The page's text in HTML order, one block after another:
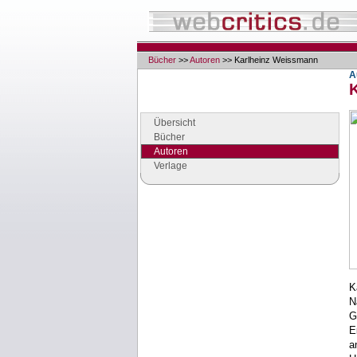
Bücher >>Autoren >> Karlheinz Weissmann
Übersicht
Bücher
Autoren
Verlage